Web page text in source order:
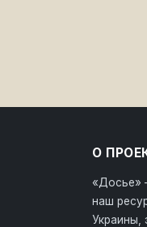
О
«Досье»
наш
Украины,